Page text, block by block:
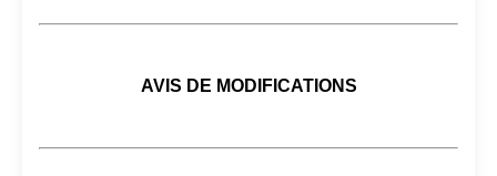
AVIS DE MODIFICATIONS